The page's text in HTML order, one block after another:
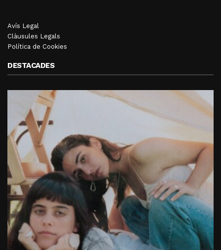
Avís Legal
Clàusules Legals
Política de Cookies
DESTACADES